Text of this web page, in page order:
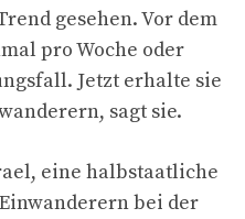
gesehen. Vor dem
pro Woche oder
Jetzt erhalte sie
sagt sie.
eine halbstaatliche
bei der